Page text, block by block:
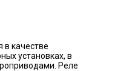
в качестве
установках, в
Реле